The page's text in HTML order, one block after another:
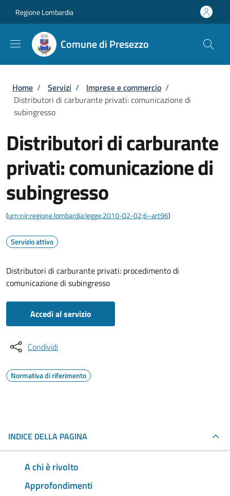
Regione Lombardia
Comune di Presezzo
Briciole di pane
Home / Servizi / Imprese e commercio /
Distributori di carburante privati: comunicazione di
subingresso
Distributori di carburante
privati: comunicazione di
subingresso
(urn:nir:regione.lombardia:legge:2010-02-02;6~art96)
Servizio attivo
Distributori di carburante privati: procedimento di
comunicazione di subingresso
Accedi al servizio
Condividi
Normativa di riferimento
INDICE DELLA PAGINA
A chi è rivolto
Approfondimenti